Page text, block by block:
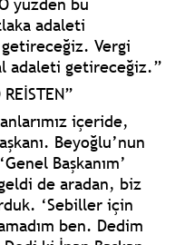
adaleti
Vergi
adaleti getireceğiz.”
içeride,
Beyoğlu’nun
Başkanım’
de aradan, biz
‘Sebiller için
ben. Dedim